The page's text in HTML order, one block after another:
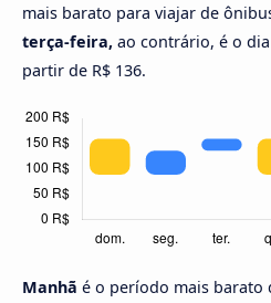
mais barato para viajar de
terça-feira, ao contrário, é o
partir de R$ 136.
Manhã é o período mais barato